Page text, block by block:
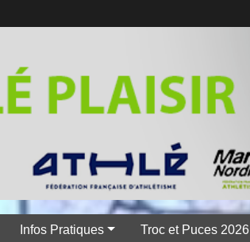
Infos Pratiques Troc et Puces 2026